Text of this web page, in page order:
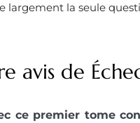
largement la seule
avis de
ce premier tome